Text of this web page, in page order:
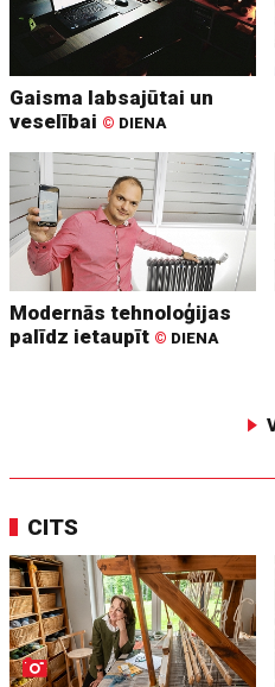
Gaisma labsajūtai un
veselībai © DIENA
Modernās tehnoloģijas
palīdz ietaupīt © DIENA
CITS